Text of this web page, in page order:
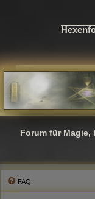
Forum für Magie,
FAQ